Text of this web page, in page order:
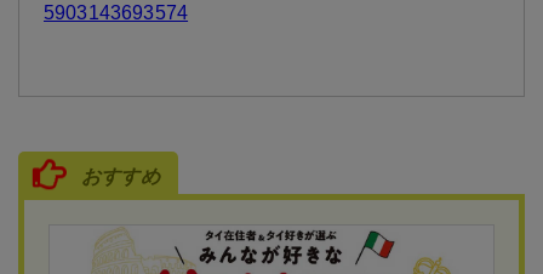
5903143693574
おすすめ